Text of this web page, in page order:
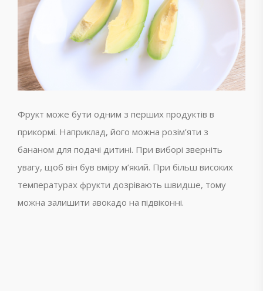
Фрукт може бути одним з перших продуктів в
прикормі. Наприклад, його можна розім’яти з
бананом для подачі дитині. При виборі зверніть
увагу, щоб він був вміру м’який. При більш високих
температурах фрукти дозрівають швидше, тому
можна залишити авокадо на підвіконні.